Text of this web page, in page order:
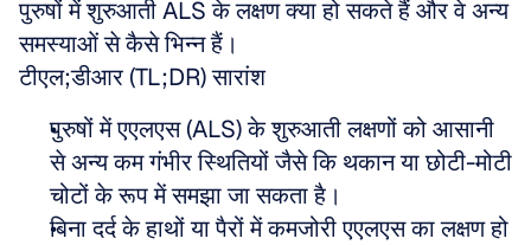
पुरुषों में शुरुआती ALS के लक्षण क्या हो सकते हैं और वे अन्य
समस्याओं से कैसे भिन्न हैं।
टीएल;डीआर (TL;DR) सारांश
पुरुषों में एएलएस (ALS) के शुरुआती लक्षणों को आसानी
से अन्य कम गंभीर स्थितियों जैसे कि थकान या छोटी-मोटी
चोटों के रूप में समझा जा सकता है।
बिना दर्द के हाथों या पैरों में कमजोरी एएलएस का लक्षण हो